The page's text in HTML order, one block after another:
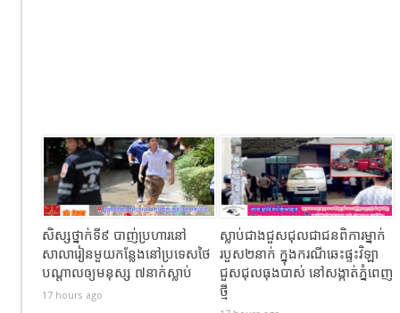
សិស្សថ្នាក់ទី៩ បាញ់ប្រហារនៅ
សាលារៀនមួយកន្លែងនៅប្រទេសថៃ
បណ្តាលឲ្យមនុស្ស ៧នាក់ស្លាប់
17 hours ago
ស្លាប់ជាងជួសជុលជាជនពិការម្នាក់
របួស២នាក់ ក្នុងករណីឆេះផ្ទះវិឡា
ជួសជុលធុងបាស់ នៅសង្កាត់ភ្នំពេញ
ថ្មី